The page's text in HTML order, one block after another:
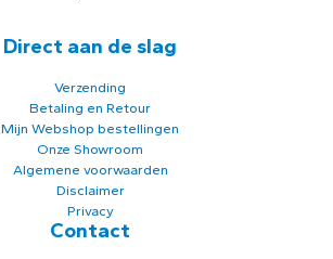
Direct aan de slag
Verzending
Betaling en Retour
Mijn Webshop bestellingen
Onze Showroom
Algemene voorwaarden
Disclaimer
Privacy
Contact